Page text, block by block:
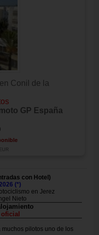
Conil de la
GP España
EUR
con Hotel)
(*)
en Jerez
Nieto
oficial
pilotos uno de los